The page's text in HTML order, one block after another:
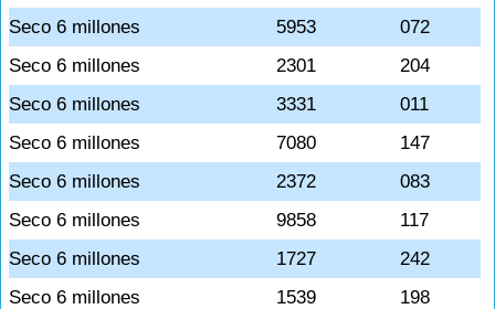
Seco 6 millones
5953
072
Seco 6 millones
2301
204
Seco 6 millones
3331
011
Seco 6 millones
7080
147
Seco 6 millones
2372
083
Seco 6 millones
9858
117
Seco 6 millones
1727
242
Seco 6 millones
1539
198